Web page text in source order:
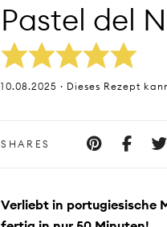
Pastel del
10.08.2025 · Dieses Rezept
SHARES
Verliebt in portugiesische